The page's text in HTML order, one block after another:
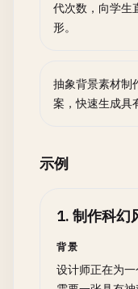
代次数，向学生
形。
抽象背景素材制
案，快速生成具
示例
1. 制作科幻
背景
设计师正在为